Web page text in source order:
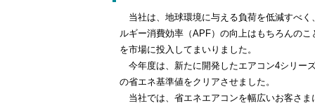
当社は、地球環境に与える負荷を低減すべ
ルギー消費効率（APF）の向上はもちろんの
を市場に投入してまいりました。
今年度は、新たに開発したエアコン4シリー
の省エネ基準値をクリアさせました。
当社では、省エネエアコンを幅広いお客さ